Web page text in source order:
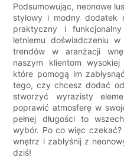
Podsumowując, neonowe
stylowy i modny dodatek
praktyczny i
letniemu doświadczeniu
trendów w aranżacji
naszym klientom
które pomogą im
tego, czy chcesz dodać
stworzyć wyrazisty
poprawić atmosferę w
pełnej długości to
wybór. Po co więc
wnętrz i zabłyśnij z
dziś!